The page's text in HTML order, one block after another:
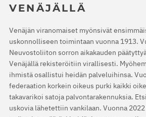
VENÄJÄLLÄ
Venäjän viranomaiset myönsivät
uskonnolliseen toimintaan vuonna 1913.
Neuvostoliiton sorron aikakauden
Venäjällä rekisteröitiin virallisesti.
ihmistä osallistui heidän palveluihinsa.
federaation korkein oikeus purki kaikki
takavarikoi satoja palvontarakennuksia.
uskovia lähetettiin vankilaan. Vuonna